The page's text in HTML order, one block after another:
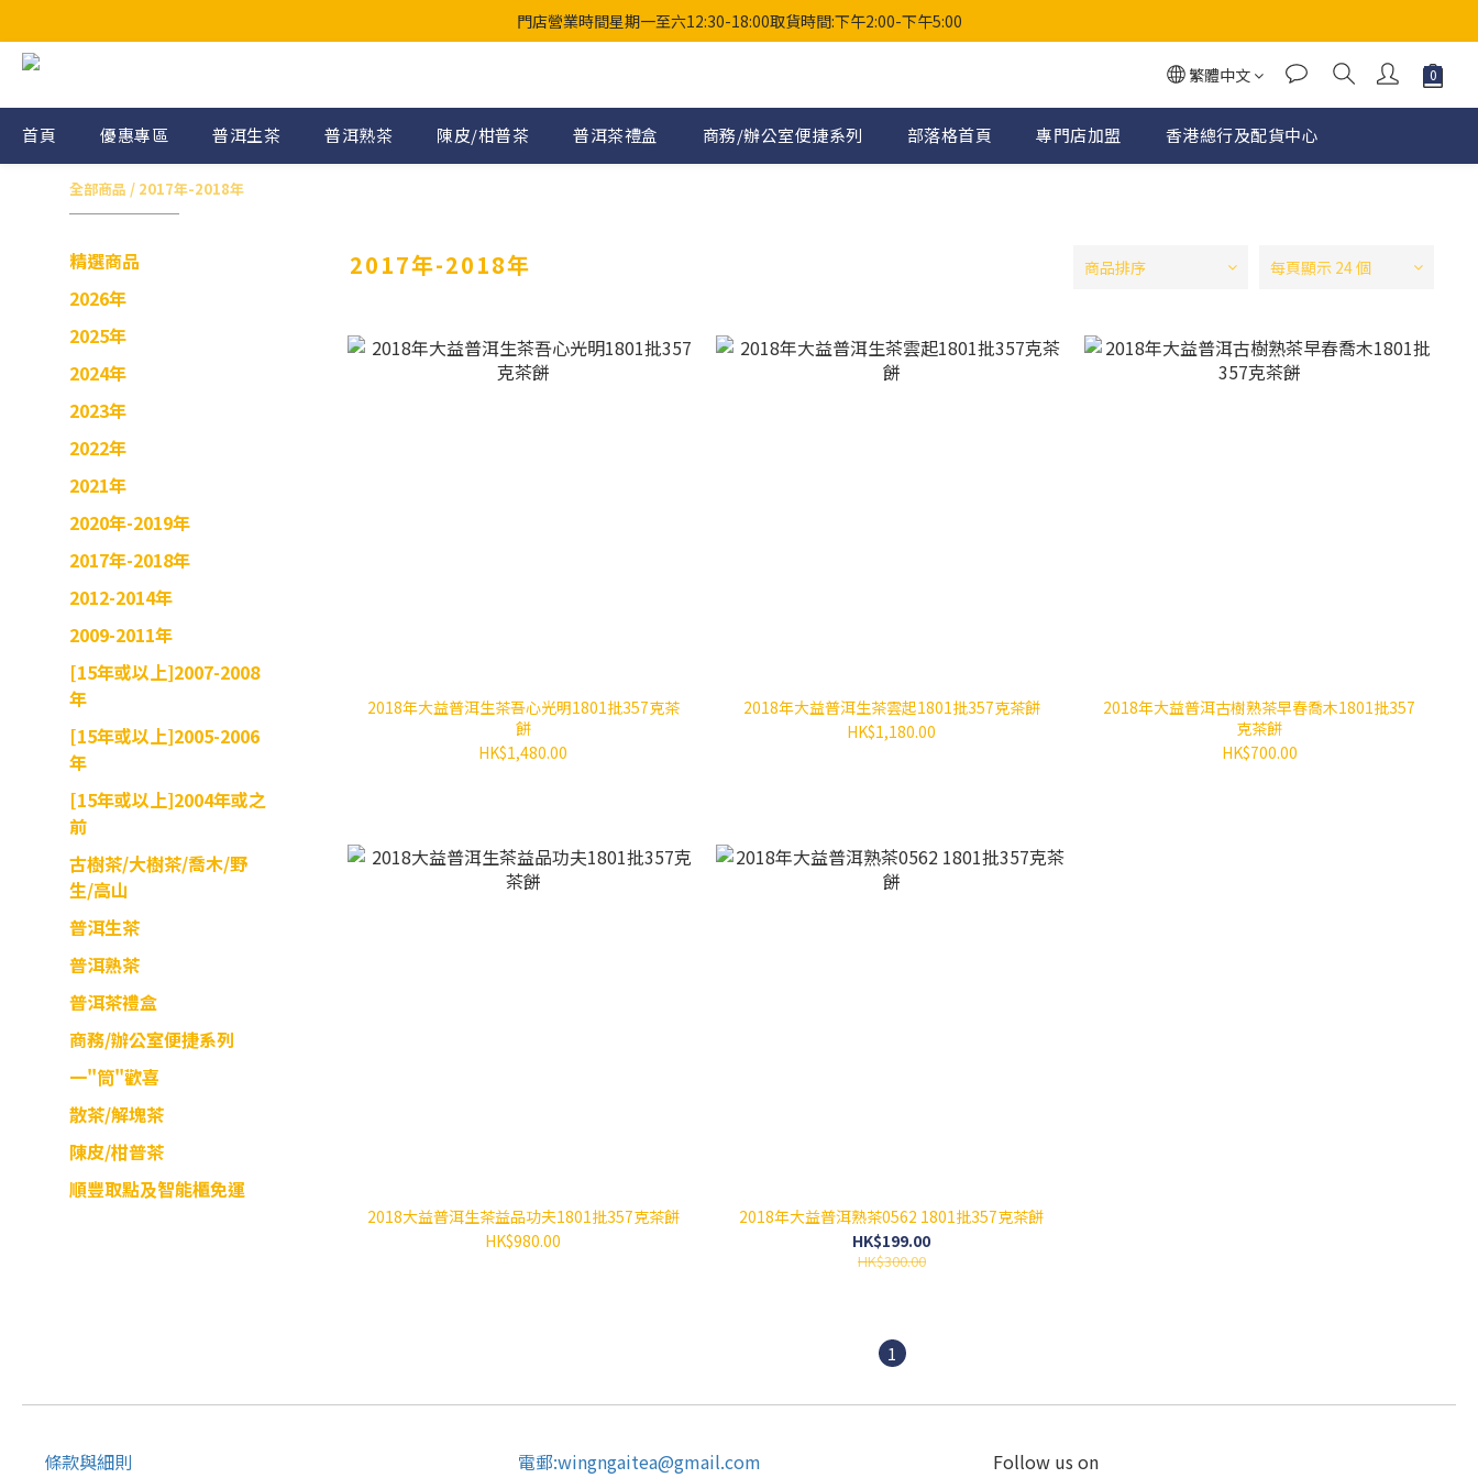
門店營業時間星期一至六12:30-18:00取貨時間:下午2:00-下午5:00
繁體中文
首頁 優惠專區 普洱生茶 普洱熟茶 陳皮/柑普茶 普洱茶禮盒 商務/辦公室便捷系列 部落格首頁 專門店加盟 香港總行及配貨中心
全部商品 / 2017年-2018年
精選商品
2026年
2025年
2024年
2023年
2022年
2021年
2020年-2019年
2017年-2018年
2012-2014年
2009-2011年
[15年或以上]2007-2008
年
[15年或以上]2005-2006
年
[15年或以上]2004年或之
前
古樹茶/大樹茶/喬木/野
生/高山
普洱生茶
普洱熟茶
普洱茶禮盒
商務/辦公室便捷系列
一"筒"歡喜
散茶/解塊茶
陳皮/柑普茶
順豐取點及智能櫃免運
2017年-2018年 商品排序 每頁顯示 24 個
2018年大益普洱生茶吾心光明1801批357克茶
餅
HK$1,480.00
2018年大益普洱生茶雲起1801批357克茶餅
HK$1,180.00
2018年大益普洱古樹熟茶早春喬木1801批357
克茶餅
HK$700.00
2018大益普洱生茶益品功夫1801批357克茶餅
HK$980.00
2018年大益普洱熟茶0562 1801批357克茶餅
HK$199.00
HK$300.00
1
條款與細則
電郵:wingngaitea@gmail.com
Follow us on